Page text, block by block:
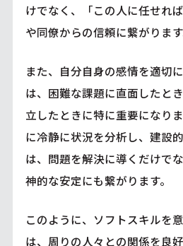
けでなく、「この人に任せれ
や同僚からの信頼に繋がります
また、自分自身の感情を適切
は、困難な課題に直面したと
立したときに特に重要になり
に冷静に状況を分析し、建設
は、問題を解決に導くだけで
神的な安定にも繋がります。
このように、ソフトスキルを
は、周りの人々との関係を良